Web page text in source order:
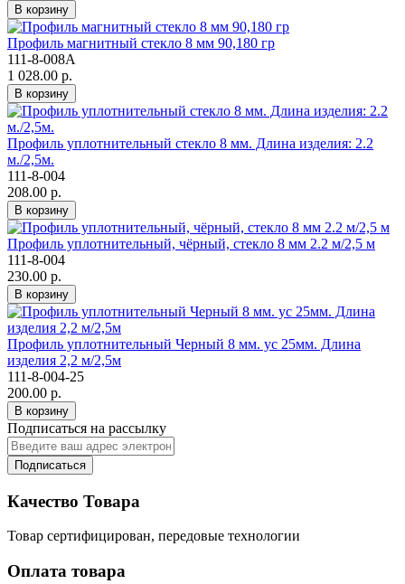
В корзину
Профиль магнитный стекло 8 мм 90,180 гр
111-8-008А
1 028.00 р.
В корзину
Профиль уплотнительный стекло 8 мм. Длина изделия: 2.2
м./2,5м.
111-8-004
208.00 р.
В корзину
Профиль уплотнительный, чёрный, стекло 8 мм 2.2 м/2,5 м
111-8-004
230.00 р.
В корзину
Профиль уплотнительный Черный 8 мм. ус 25мм. Длина
изделия 2,2 м/2,5м
111-8-004-25
200.00 р.
В корзину
Подписаться на рассылку
Подписаться
Качество Товара
Товар сертифицирован, передовые технологии
Оплата товара